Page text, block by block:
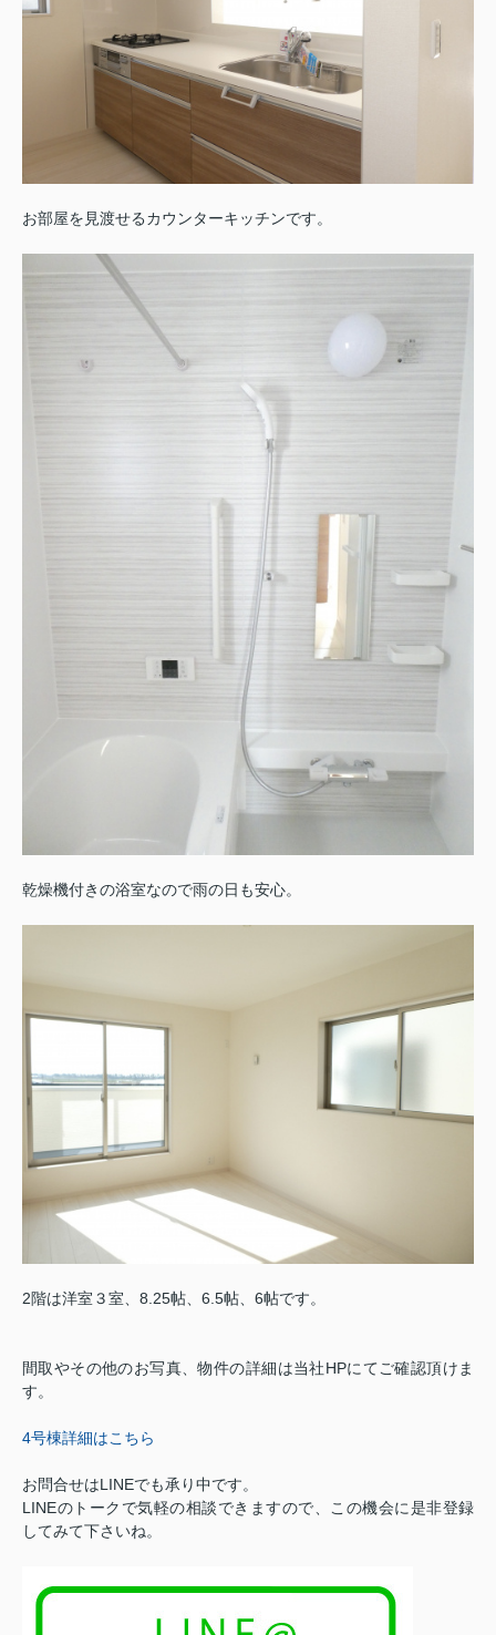
お部屋を見渡せるカウンターキッチンです。
乾燥機付きの浴室なので雨の日も安心。
2階は洋室３室、8.25帖、6.5帖、6帖です。
間取やその他のお写真、物件の詳細は当社HPにてご確認頂けま
す。
4号棟詳細はこちら
お問合せはLINEでも承り中です。
LINEのトークで気軽の相談できますので、この機会に是非登録
してみて下さいね。